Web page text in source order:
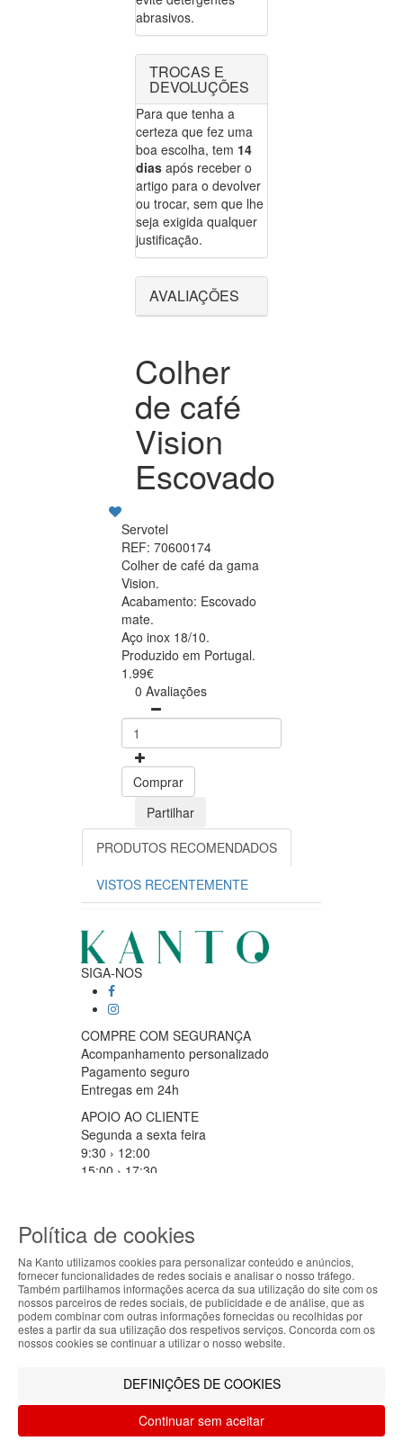
abrasivos.
TROCAS E
DEVOLUÇÕES
Para que tenha a
certeza que fez uma
boa escolha, tem 14
dias após receber o
artigo para o devolver
ou trocar, sem que lhe
seja exigida qualquer
justificação.
AVALIAÇÕES
Colher
de café
Vision
Escovado
Servotel
REF: 70600174
Colher de café da gama
Vision.
Acabamento: Escovado
mate.
Aço inox 18/10.
Produzido em Portugal.
1.99€
0 Avaliações
Comprar
Partilhar
PRODUTOS RECOMENDADOS
VISTOS RECENTEMENTE
SIGA-NOS
COMPRE COM SEGURANÇA
Acompanhamento personalizado
Pagamento seguro
Entregas em 24h
APOIO AO CLIENTE
Segunda a sexta feira
9:30 › 12:00
15:00 › 17:30
MÉTODOS DE PAGAMENTO
ABOUT THE COOKIES
Kanto handles information about your visit using
cookies that improve the performance of the
website, facilitate sharing via social networks and
continuing to browse our site, you accept the use of
these cookies. For more information, see our
Privacy and Cookie Policy. You can configure your
Política de cookies
Na Kanto utilizamos cookies para personalizar conteúdo e anúncios,
fornecer funcionalidades de redes sociais e analisar o nosso tráfego.
Também partilhamos informações acerca da sua utilização do site com os
nossos parceiros de redes sociais, de publicidade e de análise, que as
podem combinar com outras informações fornecidas ou recolhidas por
estes a partir da sua utilização dos respetivos serviços. Concorda com os
nossos cookies se continuar a utilizar o nosso website.
DEFINIÇÕES DE COOKIES
Continuar sem aceitar